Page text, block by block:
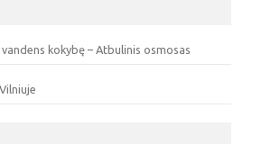
kokybę – Atbulinis osmosas